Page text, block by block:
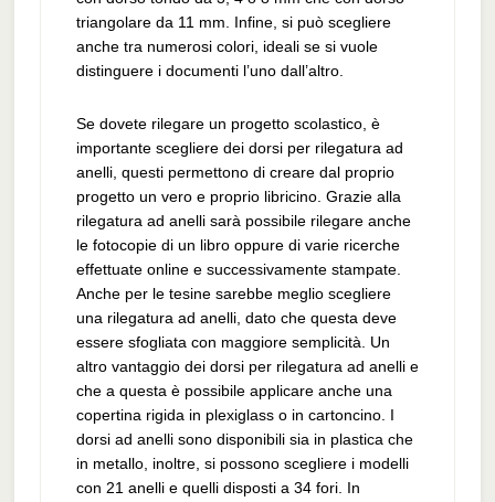
triangolare da 11 mm. Infine, si può scegliere
anche tra numerosi colori, ideali se si vuole
distinguere i documenti l’uno dall’altro.
Se dovete rilegare un progetto scolastico, è
importante scegliere dei dorsi per rilegatura ad
anelli, questi permettono di creare dal proprio
progetto un vero e proprio libricino. Grazie alla
rilegatura ad anelli sarà possibile rilegare anche
le fotocopie di un libro oppure di varie ricerche
effettuate online e successivamente stampate.
Anche per le tesine sarebbe meglio scegliere
una rilegatura ad anelli, dato che questa deve
essere sfogliata con maggiore semplicità. Un
altro vantaggio dei dorsi per rilegatura ad anelli e
che a questa è possibile applicare anche una
copertina rigida in plexiglass o in cartoncino. I
dorsi ad anelli sono disponibili sia in plastica che
in metallo, inoltre, si possono scegliere i modelli
con 21 anelli e quelli disposti a 34 fori. In